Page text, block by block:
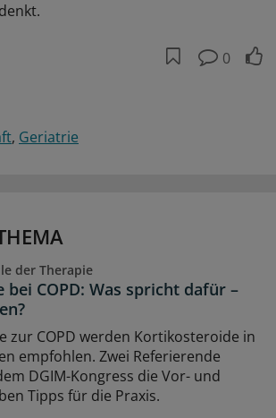
0
Geriatrie
der Therapie
COPD: Was spricht dafür –
zur COPD werden Kortikosteroide in
empfohlen. Zwei Referierende
DGIM-Kongress die Vor- und
Tipps für die Praxis.